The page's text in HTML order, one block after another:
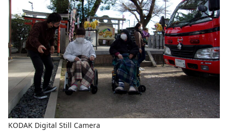
KODAK Digital Still Camera